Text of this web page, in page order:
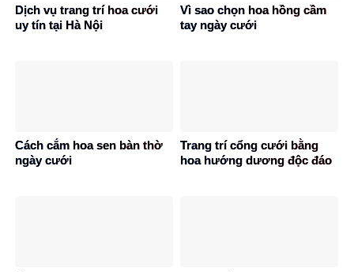
Dịch vụ trang trí hoa cưới
uy tín tại Hà Nội
Vì sao chọn hoa hồng cầm
tay ngày cưới
Cách cắm hoa sen bàn thờ
ngày cưới
Trang trí cổng cưới bằng
hoa hướng dương độc đáo